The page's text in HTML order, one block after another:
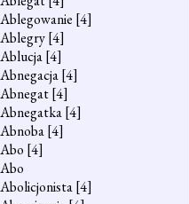
Ablegowanie [4]
Ablegry[4]
Ablucja[4]
Abnegacja[4]
Abnegat[4]
Abnegatka[4]
Abnoba[4]
Abo [4]
Abo
Abolicjonista[4]